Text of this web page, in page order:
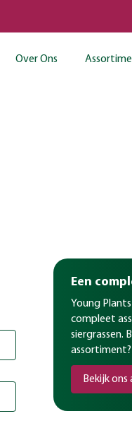
Over Ons
Een
Young
compleet
siergrassen.
assortiment?
Bekijk